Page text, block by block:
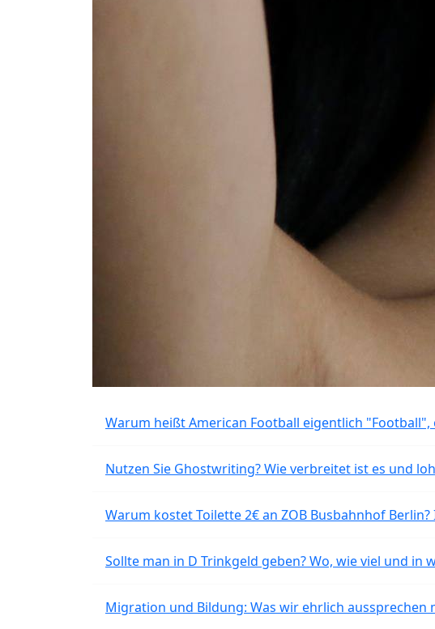
Warum heißt American Football eigentlich
Nutzen Sie Ghostwriting? Wie verbreitet ist es und
Warum kostet Toilette 2€ an ZOB Busbahnhof
Sollte man in D Trinkgeld geben? Wo, wie viel und in
Migration und Bildung: Was wir ehrlich aussprechen